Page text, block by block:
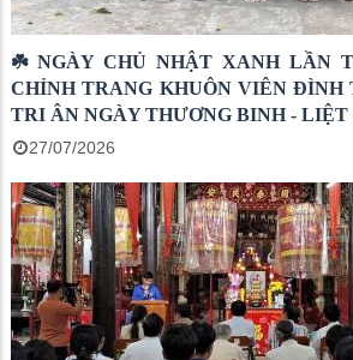
☘️ NGÀY CHỦ NHẬT XANH LẦN
CHỈNH TRANG KHUÔN VIÊN ĐÌNH
TRI ÂN NGÀY THƯƠNG BINH - LIỆT
27/07/2026